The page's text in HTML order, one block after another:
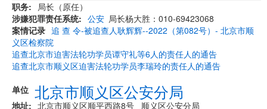
职务
局长（原任）
涉嫌犯罪责任系统
公安 局长杨大胜：010-69423068
案情记录 追 查 令-被追查人耿辉辉--2022（第082号）- 北京市顺
义区检察院
追查北京市迫害法轮功学员谭守礼等6人的责任人的通告
追查北京市顺义区迫害法轮功学员李瑞玲的责任人的通告
单位 北京市顺义区公安分局
地址
北京市顺义区顺平西路8号 顺义区公安分局